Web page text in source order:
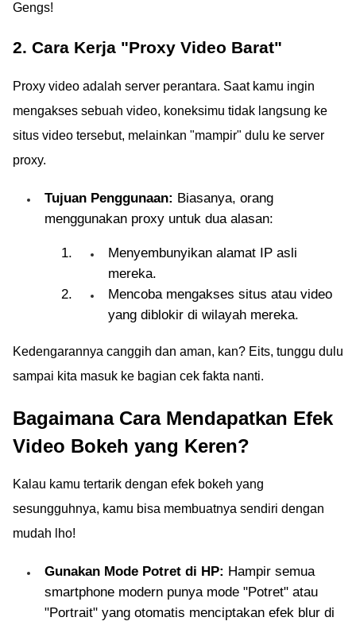
Gengs!
2. Cara Kerja "Proxy Video Barat"
Proxy video adalah server perantara. Saat kamu ingin
mengakses sebuah video, koneksimu tidak langsung ke
situs video tersebut, melainkan "mampir" dulu ke server
proxy.
Tujuan Penggunaan: Biasanya, orang
menggunakan proxy untuk dua alasan:
Menyembunyikan alamat IP asli
mereka.
Mencoba mengakses situs atau video
yang diblokir di wilayah mereka.
Kedengarannya canggih dan aman, kan? Eits, tunggu dulu
sampai kita masuk ke bagian cek fakta nanti.
Bagaimana Cara Mendapatkan Efek
Video Bokeh yang Keren?
Kalau kamu tertarik dengan efek bokeh yang
sesungguhnya, kamu bisa membuatnya sendiri dengan
mudah lho!
Gunakan Mode Potret di HP: Hampir semua
smartphone modern punya mode "Potret" atau
"Portrait" yang otomatis menciptakan efek blur di